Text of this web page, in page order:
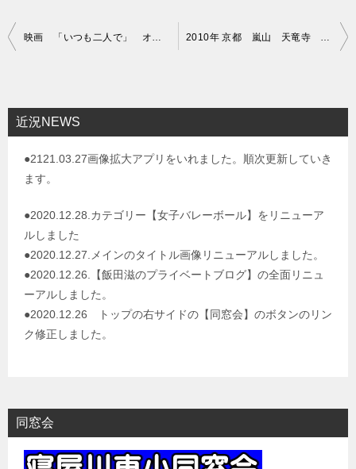
投
ビ
ゲ
映画 「いつも二人で」 オードリー ヘップバーン 2010年 京都 嵐山 天竜寺 トロッコ列車に乗りました
近況NEWS
●2121.03.27画像拡大アプリをいれました。順次更新していき
ます。
●2020.12.28.カテゴリー【女子バレーボール】をリニューア
ルしました
●2020.12.27.メインのタイトル画像リニューアルしました。
●2020.12.26.【飯田滋のプライベートブログ】の全面リニュ
ーアルしました。
●2020.12.26 トップの右サイドの【同窓会】のボタンのリン
ク修正しました。
同窓会